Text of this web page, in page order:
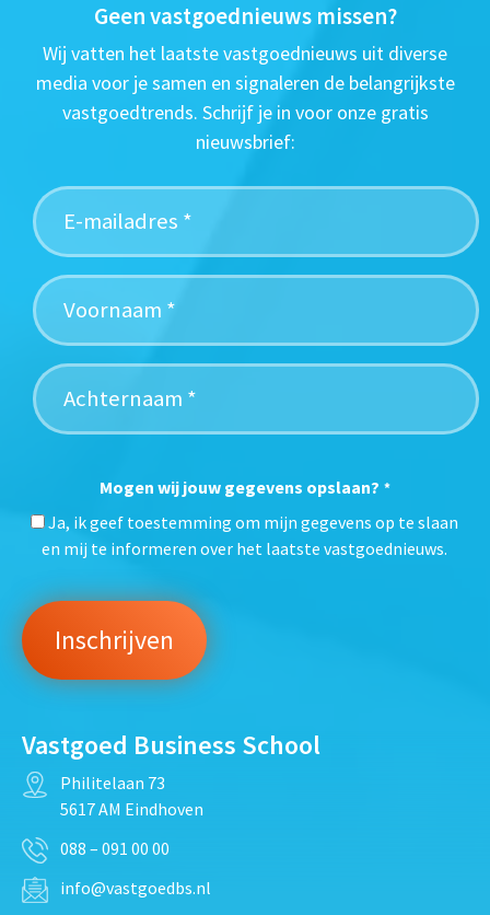
Geen vastgoednieuws missen?
Wij vatten het laatste vastgoednieuws uit diverse
media voor je samen en signaleren de belangrijkste
vastgoedtrends. Schrijf je in voor onze gratis
nieuwsbrief:
Mogen wij jouw gegevens opslaan? *
Ja, ik geef toestemming om mijn gegevens op te slaan
en mij te informeren over het laatste vastgoednieuws.
Vastgoed Business School
Philitelaan 73
5617 AM Eindhoven
088 – 091 00 00
info@vastgoedbs.nl